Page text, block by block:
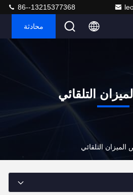
86--13215377368
محادثة
التلقائي
التلقائي